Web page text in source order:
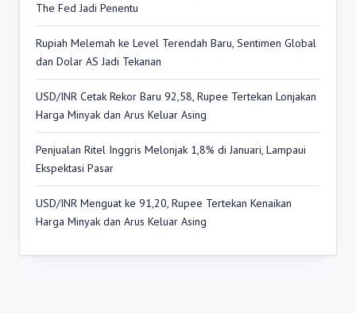
The Fed Jadi Penentu
Rupiah Melemah ke Level Terendah Baru, Sentimen Global
dan Dolar AS Jadi Tekanan
USD/INR Cetak Rekor Baru 92,58, Rupee Tertekan Lonjakan
Harga Minyak dan Arus Keluar Asing
Penjualan Ritel Inggris Melonjak 1,8% di Januari, Lampaui
Ekspektasi Pasar
USD/INR Menguat ke 91,20, Rupee Tertekan Kenaikan
Harga Minyak dan Arus Keluar Asing